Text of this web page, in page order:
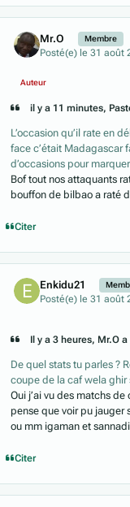
Mr.O Membre
Posté(e) le 31 août
Auteur
il y a 11 minutes,
L’occasion qu’il rate en
face c’était Madagascar
d’occasions pour marquer
Bof tout nos attaquants
bouffon de bilbao a raté
Citer
Enkidu21
Posté(e) le 31 août
Il y a 3 heures, Mr.O a
De quel stats tu parles ?
coupe de la caf wela ghir
Oui j’ai vu des matchs
pense que voir pu jauger
ou mm igaman et
Citer